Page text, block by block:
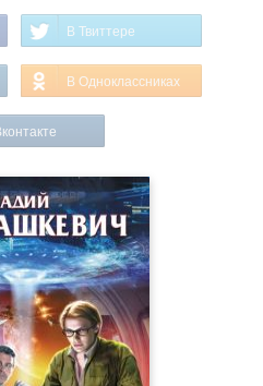
В Твиттере
В Одноклассниках